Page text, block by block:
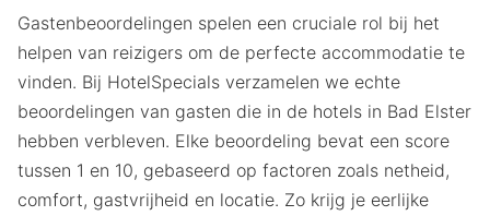
Gastenbeoordelingen spelen een cruciale rol bij het
helpen van reizigers om de perfecte accommodatie te
vinden. Bij HotelSpecials verzamelen we echte
beoordelingen van gasten die in de hotels in Bad Elster
hebben verbleven. Elke beoordeling bevat een score
tussen 1 en 10, gebaseerd op factoren zoals netheid,
comfort, gastvrijheid en locatie. Zo krijg je eerlijke